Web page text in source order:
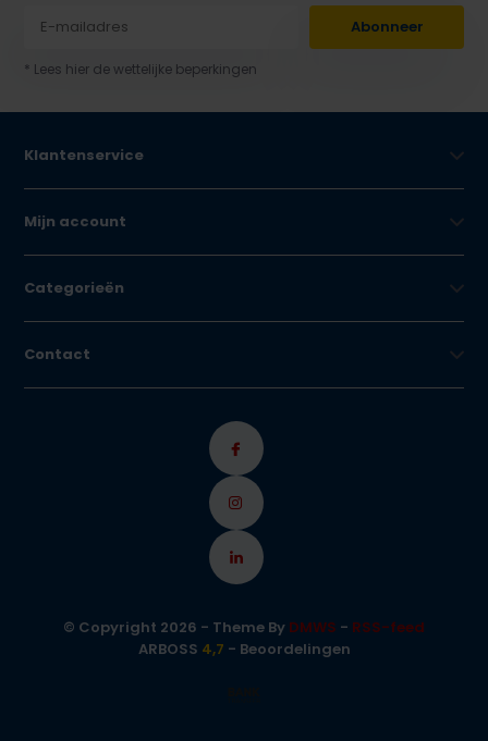
Abonneer
* Lees hier de wettelijke beperkingen
Klantenservice
Mijn account
Categorieën
Contact
© Copyright 2026 - Theme By DMWS - RSS-feed
ARBOSS 4,7 - Beoordelingen